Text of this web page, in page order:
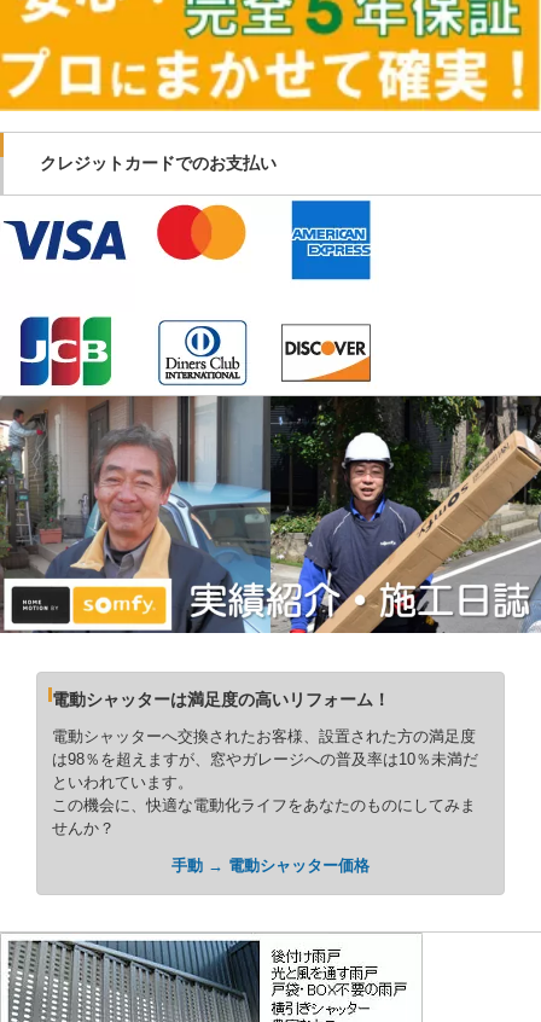
クレジットカードでのお支払い
電動シャッターは満足度の高いリフォーム！
電動シャッターへ交換されたお客様、設置された方の満足度
は98％を超えますが、窓やガレージへの普及率は10％未満だ
といわれています。
この機会に、快適な電動化ライフをあなたのものにしてみま
せんか？
手動 → 電動シャッター価格